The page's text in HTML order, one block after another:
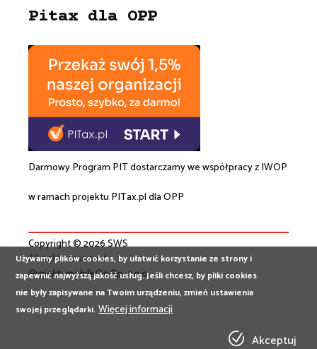
Pitax dla OPP
Darmowy Program PIT dostarczamy we współpracy zIWOP
w ramach projektu PITax.pldla OPP
Copyright © 2026 SWS
All rights reserved
Projekt:mobileOn Sp. z o.o.
Używamy plików cookies, by ułatwić korzystanie ze strony i
zapewnić najwyższą jakość usług. Jeśli chcesz, by pliki cookies
nie były zapisywane na Twoim urządzeniu, zmień ustawienia
swojej przeglądarki. Więcej informacji
Akceptuj